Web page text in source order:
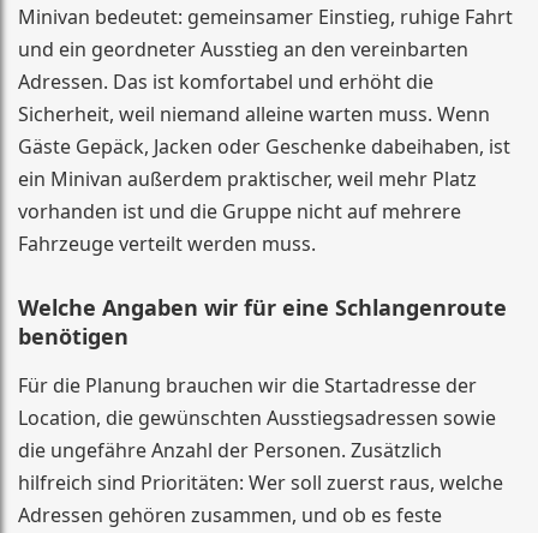
Minivan bedeutet: gemeinsamer Einstieg, ruhige Fahrt
und ein geordneter Ausstieg an den vereinbarten
Adressen. Das ist komfortabel und erhöht die
Sicherheit, weil niemand alleine warten muss. Wenn
Gäste Gepäck, Jacken oder Geschenke dabeihaben, ist
ein Minivan außerdem praktischer, weil mehr Platz
vorhanden ist und die Gruppe nicht auf mehrere
Fahrzeuge verteilt werden muss.
Welche Angaben wir für eine Schlangenroute
benötigen
Für die Planung brauchen wir die Startadresse der
Location, die gewünschten Ausstiegsadressen sowie
die ungefähre Anzahl der Personen. Zusätzlich
hilfreich sind Prioritäten: Wer soll zuerst raus, welche
Adressen gehören zusammen, und ob es feste